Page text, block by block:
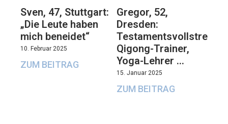
Sven, 47, Stuttgart:
„Die Leute haben
mich beneidet“
10. Februar 2025
ZUM BEITRAG
Gregor, 52,
Dresden:
Qigong-Trainer,
Yoga-Lehrer …
15. Januar 2025
ZUM BEITRAG